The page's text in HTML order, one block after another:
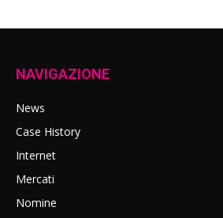
NAVIGAZIONE
News
Case History
Internet
Mercati
Nomine